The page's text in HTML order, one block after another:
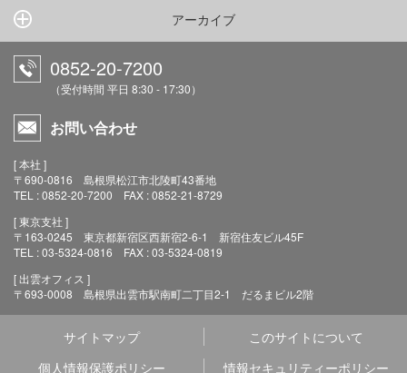
アーカイブ
0852-20-7200
（受付時間 平日 8:30 - 17:30）
お問い合わせ
[ 本社 ]
〒690-0816 島根県松江市北陵町43番地
TEL : 0852-20-7200 FAX : 0852-21-8729
[ 東京支社 ]
〒163-0245 東京都新宿区西新宿2-6-1 新宿住友ビル45F
TEL : 03-5324-0816 FAX : 03-5324-0819
[ 出雲オフィス ]
〒693-0008 島根県出雲市駅南町二丁目2-1 だるまビル2階
サイトマップ
このサイトについて
個人情報保護ポリシー
情報セキュリティーポリシー